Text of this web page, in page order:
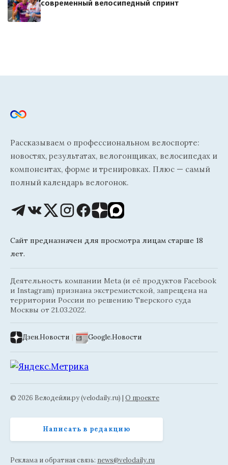
современный велосипедный спринт
Рассказываем о профессиональном велоспорте:
новостях, результатах, велогонщиках, велосипедах и
компонентах, форме и тренировках. Плюс — самый
полный календарь велогонок.
Сайт предназначен для просмотра лицам старше 18
лет.
Деятельность компании Meta (и её продуктов Facebook
и Instagram) признана экстремистской, запрещена на
территории России по решению Тверского суда
Москвы от 21.03.2022.
Дзен.Новости | Google.Новости
© 2026 Велодейли.ру (velodaily.ru) | О проекте
Написать в редакцию
Реклама и обратная связь: news@velodaily.ru